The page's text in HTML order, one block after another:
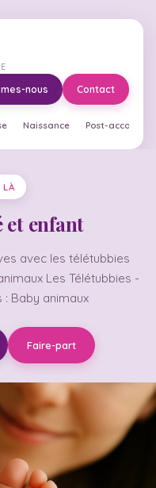
Naissance Post-
nous Contact
LÀ
et enfant
avec les télétubbies
Les Télétubbies -
: Baby animaux
Faire-part